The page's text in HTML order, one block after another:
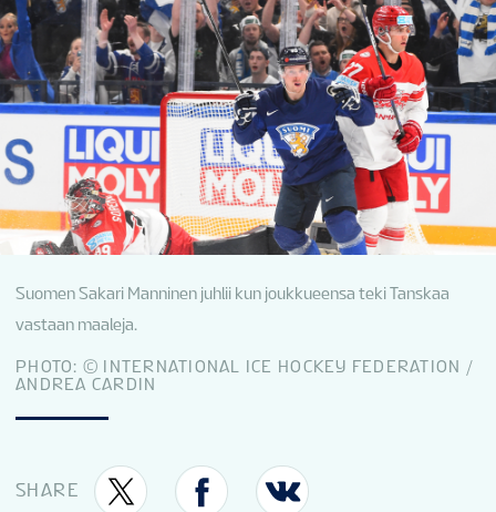
GALLERIAT
SIJOITUKSET
LIPUT
FAN GUIDE
KISAINFO
Suomen Sakari Manninen juhlii kun joukkueensa teki Tanskaa
vastaan maaleja.
PHOTO: © INTERNATIONAL ICE HOCKEY FEDERATION /
ANDREA CARDIN
SHARE